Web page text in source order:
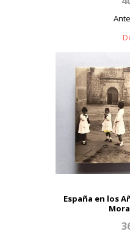
España en los